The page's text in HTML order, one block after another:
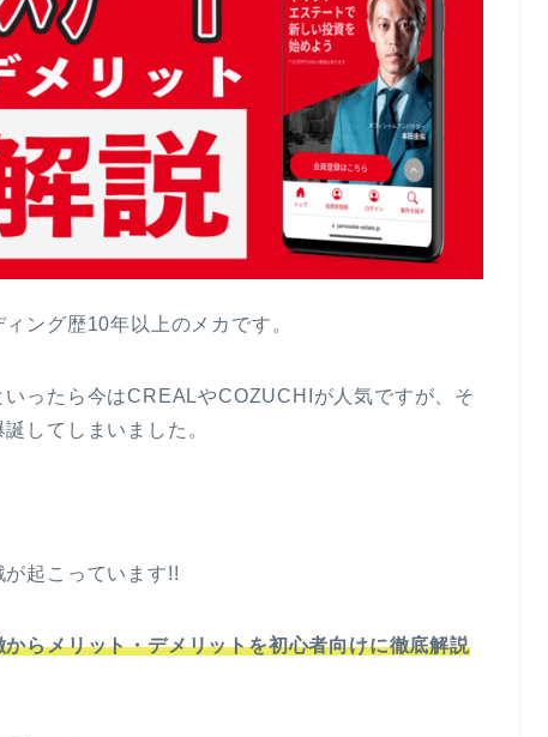
ング歴10年以上のメカです。
ったら今はCREALやCOZUCHIが人気ですが、そ
してしまいました。
起こっています!!
からメリット・デメリットを初心者向けに徹底解説